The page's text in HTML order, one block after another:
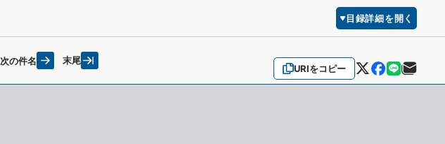
目録詳細を開く
URIをコピー
次の件名 末尾